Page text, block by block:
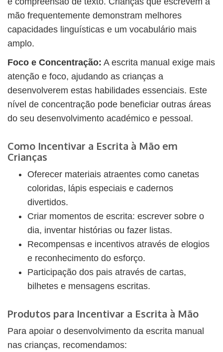
mão frequentemente demonstram melhores
capacidades linguísticas e um vocabulário mais
amplo.
Foco e Concentração: A escrita manual exige mais
atenção e foco, ajudando as crianças a
desenvolverem estas habilidades essenciais. Este
nível de concentração pode beneficiar outras áreas
do seu desenvolvimento académico e pessoal.
Como Incentivar a Escrita à Mão em
Crianças
Oferecer materiais atraentes como canetas
coloridas, lápis especiais e cadernos
divertidos.
Criar momentos de escrita: escrever sobre o
dia, inventar histórias ou fazer listas.
Recompensas e incentivos através de elogios
e reconhecimento do esforço.
Participação dos pais através de cartas,
bilhetes e mensagens escritas.
Produtos para Incentivar a Escrita à Mão
Para apoiar o desenvolvimento da escrita manual
nas crianças, recomendamos: